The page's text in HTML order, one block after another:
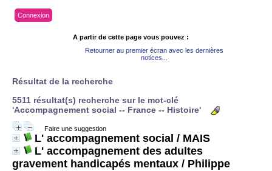
Connexion
A partir de cette page vous pouvez :
Retourner au premier écran avec les dernières
notices...
Résultat de la recherche
5511 résultat(s) recherche sur le mot-clé
'Accompagnement social -- France -- Histoire'
Faire une suggestion
L' accompagnement social / MAIS
L' accompagnement des adultes
gravement handicapés mentaux / Philippe